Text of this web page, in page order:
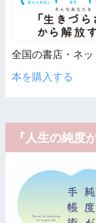
全国の書店・ネッ
本を購入する
『人生の純度